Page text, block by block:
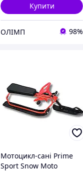
Купити
ОЛІМП 98%
Мотоцикл-сані Prime
Sport Snow Moto